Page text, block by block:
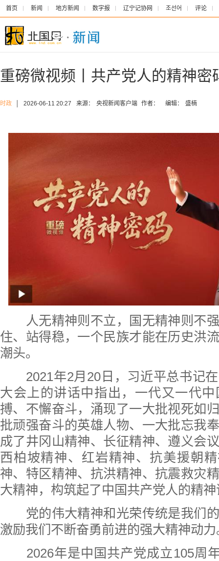
首页 新闻 地方新闻 数字报 辽宁记协网 조선어 评论
重磅微视频丨共产党人的精神密
时政 2026-06-11 20:27 来源： 央视新闻客户端 作者： 编辑： 盛楠
人无精神则不立，国无精神则不强
住、站得稳，一个民族才能在历史洪
潮头。
2021年2月20日，习近平总书记在
大会上的讲话中指出，一代又一代
搏、不懈奋斗，涌现了一大批视死如
批顽强奋斗的英雄人物、一大批忘我
成了井冈山精神、长征精神、遵义会
西柏坡精神、红岩精神、抗美援朝
神、特区精神、抗洪精神、抗震救灾
大精神，构筑起了中国共产党人的精
党的伟大精神和光荣传统是我们的
激励我们不断奋勇前进的强大精神动力
2026年是中国共产党成立105周年